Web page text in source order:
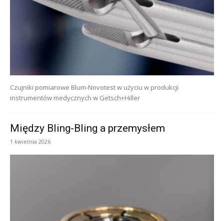
Czujniki pomiarowe Blum-Novotest w użyciu w produkcji
instrumentów medycznych w Getsch+Hiller
Między Bling-Bling a przemysłem
1 kwietnia 2026